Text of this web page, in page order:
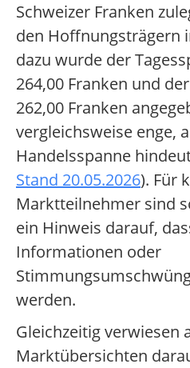
Schweizer Franken
den Hoffnungsträgern
dazu wurde der
264,00 Franken und
262,00 Franken
vergleichsweise enge,
Handelsspanne
Stand 20.05.2026). Für
Marktteilnehmer sind
ein Hinweis darauf,
Informationen oder
werden.
Gleichzeitig verwiesen
Marktübersichten